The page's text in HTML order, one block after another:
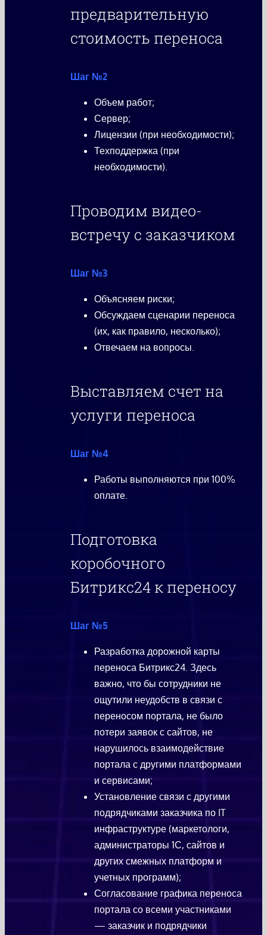
предварительную
стоимость переноса
Шаг №2
Объем работ;
Сервер;
Лицензии (при необходимости);
Техподдержка (при
необходимости).
Проводим видео-
встречу с заказчиком
Шаг №3
Объясняем риски;
Обсуждаем сценарии переноса
(их, как правило, несколько);
Отвечаем на вопросы.
Выставляем счет на
услуги переноса
Шаг №4
Работы выполняются при 100%
оплате.
Подготовка
коробочного
Битрикс24 к переносу
Шаг №5
Разработка дорожной карты
переноса Битрикс24. Здесь
важно, что бы сотрудники не
ощутили неудобств в связи с
переносом портала, не было
потери заявок с сайтов, не
нарушилось взаимодействие
портала с другими платформами
и сервисами;
Установление связи с другими
подрядчиками заказчика по IT
инфраструктуре (маркетологи,
администраторы 1С, сайтов и
других смежных платформ и
учетных программ);
Согласование графика переноса
портала со всеми участниками
— заказчик и подрядчики